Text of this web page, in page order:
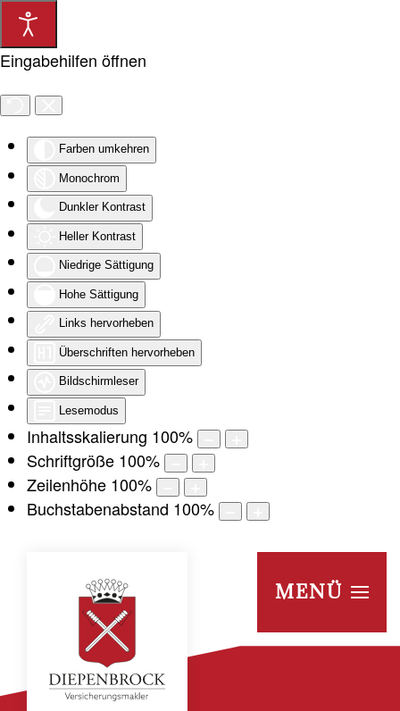
Eingabehilfen öffnen
Farben umkehren
Monochrom
Dunkler Kontrast
Heller Kontrast
Niedrige Sättigung
Hohe Sättigung
Links hervorheben
Überschriften hervorheben
Bildschirmleser
Lesemodus
Inhaltsskalierung 100%
Schriftgröße 100%
Zeilenhöhe 100%
Buchstabenabstand 100%
Zum Hauptinhalt springen
MENÜ